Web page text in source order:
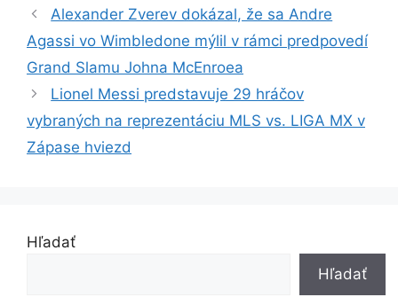
Alexander Zverev dokázal, že sa Andre
Agassi vo Wimbledone mýlil v rámci predpovedí
Grand Slamu Johna McEnroea
Lionel Messi predstavuje 29 hráčov
vybraných na reprezentáciu MLS vs. LIGA MX v
Zápase hviezd
Hľadať
Hľadať